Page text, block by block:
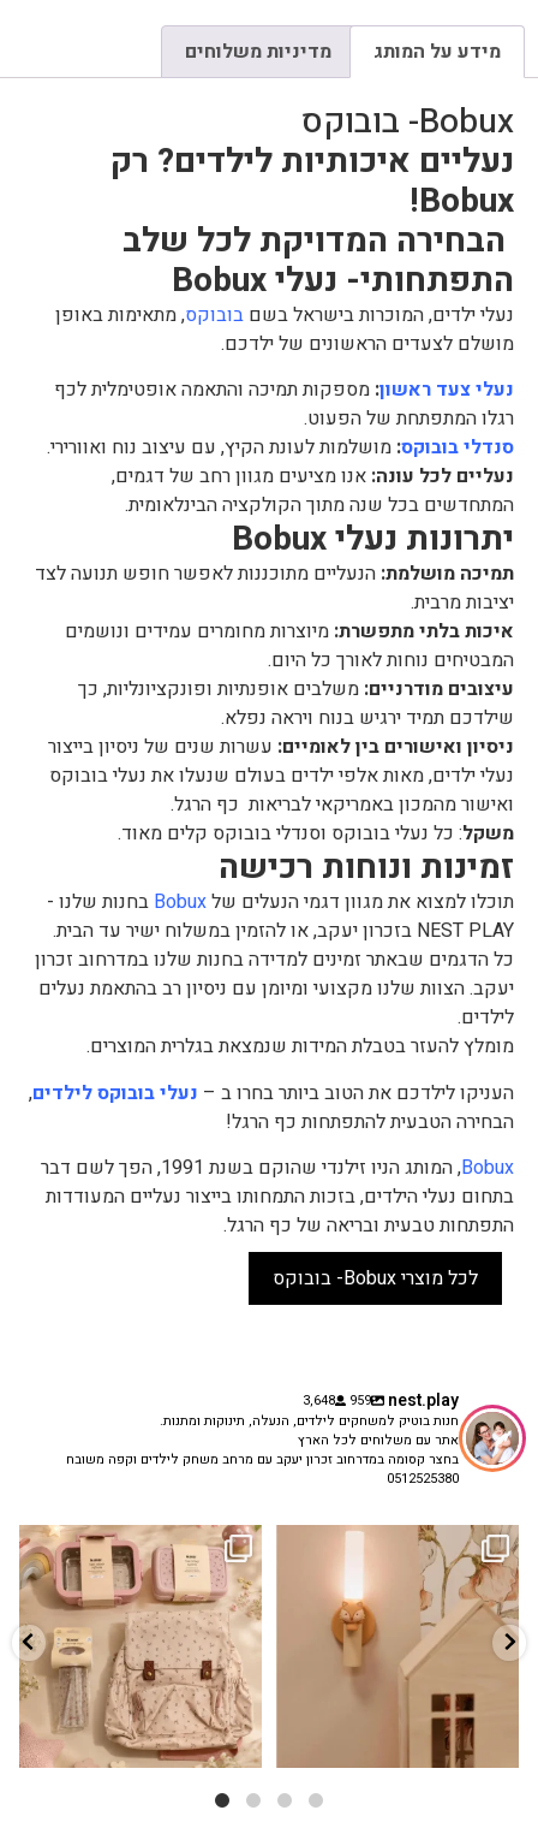
מידע על המותג מדיניות משלוחים
Bobux- בובוקס
נעליים איכותיות לילדים? רק
Bobux!
הבחירה המדויקת לכל שלב
התפתחותי- נעלי Bobux
נעלי ילדים, המוכרות בישראל בשם בובוקס, מתאימות באופן
מושלם לצעדים הראשונים של ילדכם.
נעלי צעד ראשון: מספקות תמיכה והתאמה אופטימלית לכף
רגלו המתפתחת של הפעוט.
סנדלי בובוקס: מושלמות לעונת הקיץ, עם עיצוב נוח ואוורירי.
נעליים לכל עונה: אנו מציעים מגוון רחב של דגמים,
המתחדשים בכל שנה מתוך הקולקציה הבינלאומית.
יתרונות נעלי Bobux
תמיכה מושלמת: הנעליים מתוכננות לאפשר חופש תנועה לצד
יציבות מרבית.
איכות בלתי מתפשרת: מיוצרות מחומרים עמידים ונושמים
המבטיחים נוחות לאורך כל היום.
עיצובים מודרניים: משלבים אופנתיות ופונקציונליות, כך
שילדכם תמיד ירגיש בנוח ויראה נפלא.
ניסיון ואישורים בין לאומיים: עשרות שנים של ניסיון בייצור
נעלי ילדים, מאות אלפי ילדים בעולם שנעלו את נעלי בובוקס
ואישור מהמכון באמריקאי לבריאות כף הרגל.
משקל: כל נעלי בובוקס וסנדלי בובוקס קלים מאוד.
זמינות ונוחות רכישה
תוכלו למצוא את מגוון דגמי הנעלים של
בחנות שלנו -
NEST PLAY בזכרון יעקב, או להזמין במשלוח ישיר עד הבית.
כל הדגמים שבאתר זמינים למדידה בחנות שלנו במדרחוב זכרון
יעקב. הצוות שלנו מקצועי ומיומן עם ניסיון רב בהתאמת נעלים
לילדים.
מומלץ להעזר בטבלת המידות שנמצאת בגלרית המוצרים.
העניקו לילדכם את הטוב ביותר בחרו ב – נעלי בובוקס לילדים,
הבחירה הטבעית להתפתחות כף הרגל!
Bobux
, המותג הניו זילנדי שהוקם בשנת 1991, הפך לשם דבר
בתחום נעלי הילדים, בזכות התמחותו בייצור נעליים המעודדות
התפתחות טבעית ובריאה של כף הרגל.
לכל מוצרי Bobux- בובוקס
nest.play
959
3,648
חנות בוטיק למשחקים לילדים, הנעלה, תינוקות ומתנות.
אתר עם משלוחים לכל הארץ
בחצר קסומה במדרחוב זכרון יעקב עם מרחב משחק לילדים וקפה משובח
0512525380
✨ חוזרים למסגרת בסטייל! ✨
הקולקציה החדשה...
9 4
גם פריט עיצובי לחדר, גם מנורת לילה
...
3 0